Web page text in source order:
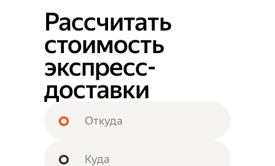
Рассчитать
стоимость
экспресс-
доставки